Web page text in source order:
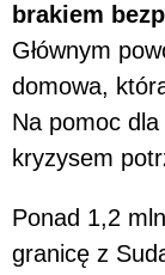
brakiem
Głównym
domowa,
Na pomoc
kryzysem
Ponad 1,2
granicę z